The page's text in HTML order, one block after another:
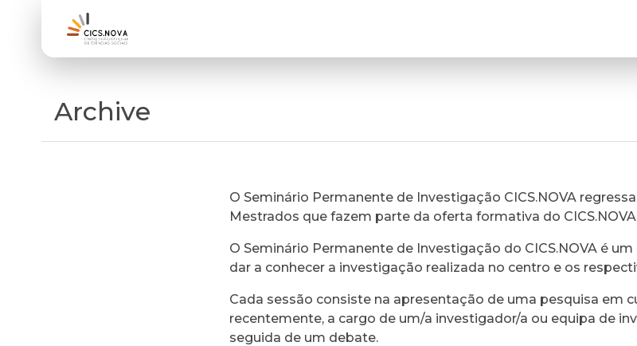
Archive
O Seminário Permanente de Investigação CICS.NOVA
Mestrados que fazem parte da oferta formativa do CICS.NOVA
O Seminário Permanente de Investigação do CICS.NOVA é
dar a conhecer a investigação realizada no centro e os
Cada sessão consiste na apresentação de uma pesquisa em
recentemente, a cargo de um/a investigador/a ou equipa de
seguida de um debate.